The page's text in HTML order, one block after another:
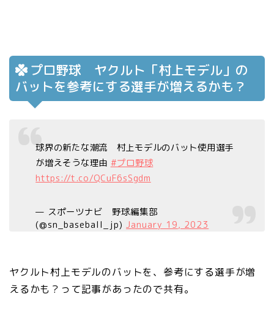
プロ野球 ヤクルト「村上モデル」の
バットを参考にする選手が増えるかも？
球界の新たな潮流 村上モデルのバット使用選手
が増えそうな理由 #プロ野球
https://t.co/QCuF6sSgdm
— スポーツナビ 野球編集部
(@sn_baseball_jp)January 19, 2023
ヤクルト村上モデルのバットを、参考にする選手が増
えるかも？って記事があったので共有。